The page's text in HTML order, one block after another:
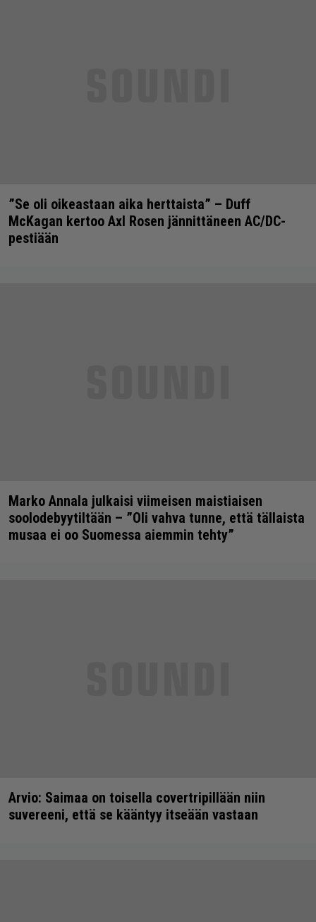
”Se oli oikeastaan aika herttaista” – Duff
McKagan kertoo Axl Rosen jännittäneen AC/DC-
pestiään
Marko Annala julkaisi viimeisen maistiaisen
soolodebyytiltään – ”Oli vahva tunne, että tällaista
musaa ei oo Suomessa aiemmin tehty”
Arvio: Saimaa on toisella covertripillään niin
suvereeni, että se kääntyy itseään vastaan